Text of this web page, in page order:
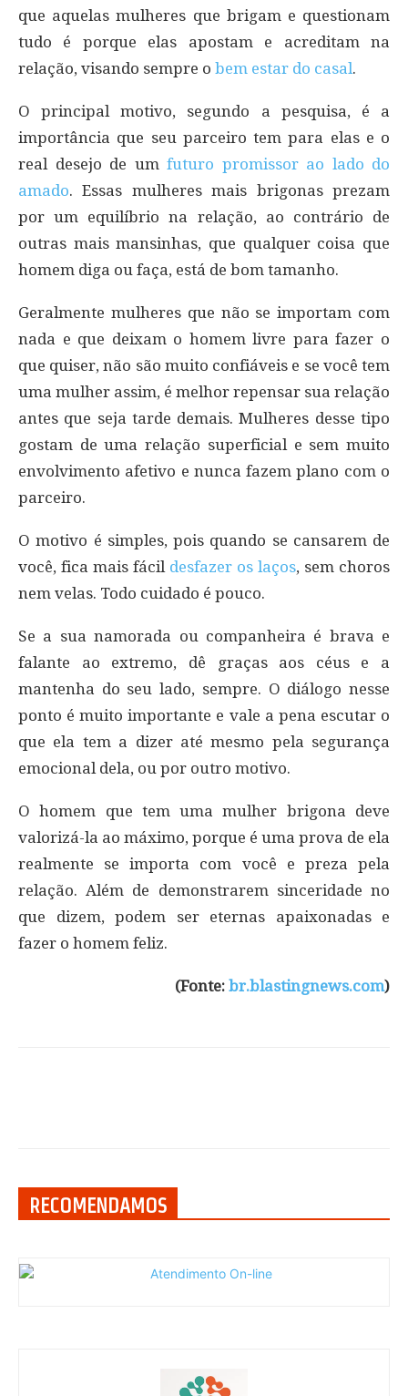
que aquelas mulheres que brigam e questionam
tudo é porque elas apostam e acreditam na
relação, visando sempre o bem estar do casal.
O principal motivo, segundo a pesquisa, é a
importância que seu parceiro tem para elas e o
real desejo de um futuro promissor ao lado do
amado. Essas mulheres mais brigonas prezam
por um equilíbrio na relação, ao contrário de
outras mais mansinhas, que qualquer coisa que
homem diga ou faça, está de bom tamanho.
Geralmente mulheres que não se importam com
nada e que deixam o homem livre para fazer o
que quiser, não são muito confiáveis e se você tem
uma mulher assim, é melhor repensar sua relação
antes que seja tarde demais. Mulheres desse tipo
gostam de uma relação superficial e sem muito
envolvimento afetivo e nunca fazem plano com o
parceiro.
O motivo é simples, pois quando se cansarem de
você, fica mais fácil desfazer os laços, sem choros
nem velas. Todo cuidado é pouco.
Se a sua namorada ou companheira é brava e
falante ao extremo, dê graças aos céus e a
mantenha do seu lado, sempre. O diálogo nesse
ponto é muito importante e vale a pena escutar o
que ela tem a dizer até mesmo pela segurança
emocional dela, ou por outro motivo.
O homem que tem uma mulher brigona deve
valorizá-la ao máximo, porque é uma prova de ela
realmente se importa com você e preza pela
relação. Além de demonstrarem sinceridade no
que dizem, podem ser eternas apaixonadas e
fazer o homem feliz.
(Fonte: br.blastingnews.com)
RECOMENDAMOS